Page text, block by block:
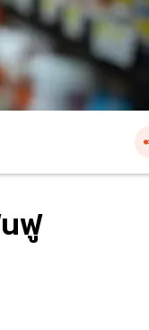
ฟู